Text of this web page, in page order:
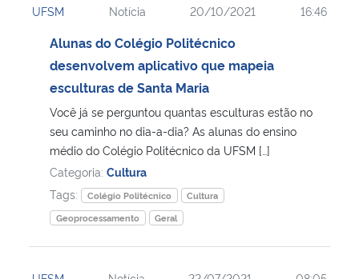
UFSM Notícia 20/10/2021 16:46
Alunas do Colégio Politécnico
desenvolvem aplicativo que mapeia
esculturas de Santa Maria
Você já se perguntou quantas esculturas estão no
seu caminho no dia-a-dia? As alunas do ensino
médio do Colégio Politécnico da UFSM […]
Categoria: Cultura
Tags:
Colégio Politécnico
Cultura
Geoprocessamento
Geral